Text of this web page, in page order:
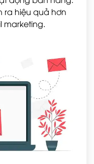
ra hiệu quả hơn
marketing.